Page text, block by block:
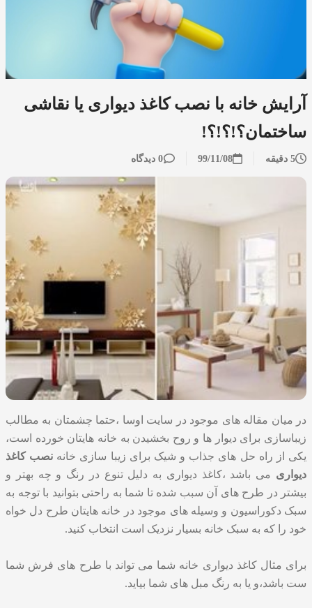
آرایش خانه با نصب کاغذ دیواری یا نقاشی
ساختمان؟!؟!؟!
5 دقیقه 99/11/08 0 دیدگاه
در میان مقاله های موجود در سایت اوسا ،حتما چشمتان به مطالب
زیباسازی برای دیوار ها و روح بخشیدن به خانه هایتان خورده است،
یکی از راه حل های جذاب و شیک برای زیبا سازی خانه نصب کاغذ
دیواری
می باشد ،کاغذ دیواری به دلیل تنوع در رنگ و چه بهتر و
بیشتر در طرح های آن سبب شده تا شما به راحتی بتوانید با توجه به
سبک دکوراسیون و وسیله های موجود در خانه هایتان طرح دل خواه
خود را که به سبک خانه بسیار نزدیک است انتخاب کنید.
برای مثال کاغذ دیواری خانه شما می تواند با طرح های فرش شما
ست باشد،و یا به رنگ مبل های شما بیاید.